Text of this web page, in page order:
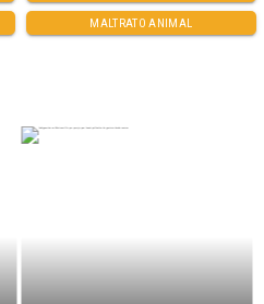
MALTRATO ANIMAL